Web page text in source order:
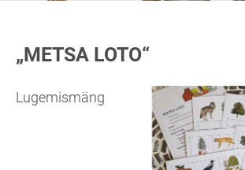
„METSA LOTO“
Lugemismäng